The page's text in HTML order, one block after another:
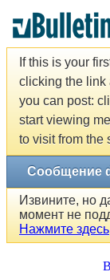
If this is your
clicking the link
you can post:
start viewing
to visit from the
Сообщение
Извините, но
момент не
Нажмите